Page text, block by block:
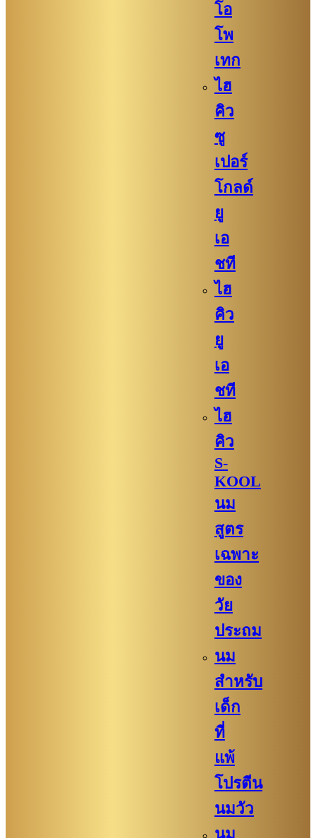
โอ
โพ
เทก
ไฮ
คิว​​
ซู
เปอร์
โกลด์
ยู
เอ
ชที
ไฮ
คิว
ยู
เอ
ชที
ไฮ
คิว
S-
KOOL
นม
สูตร
เฉพาะ
ของ
วัย
ประถม
นม
สำหรับ
เด็ก
ที่
แพ้
โปรตีน
นมวัว
นม